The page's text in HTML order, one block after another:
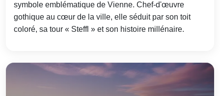
symbole emblématique de Vienne. Chef-d'œuvre
gothique au cœur de la ville, elle séduit par son toit
coloré, sa tour « Steffl » et son histoire millénaire.